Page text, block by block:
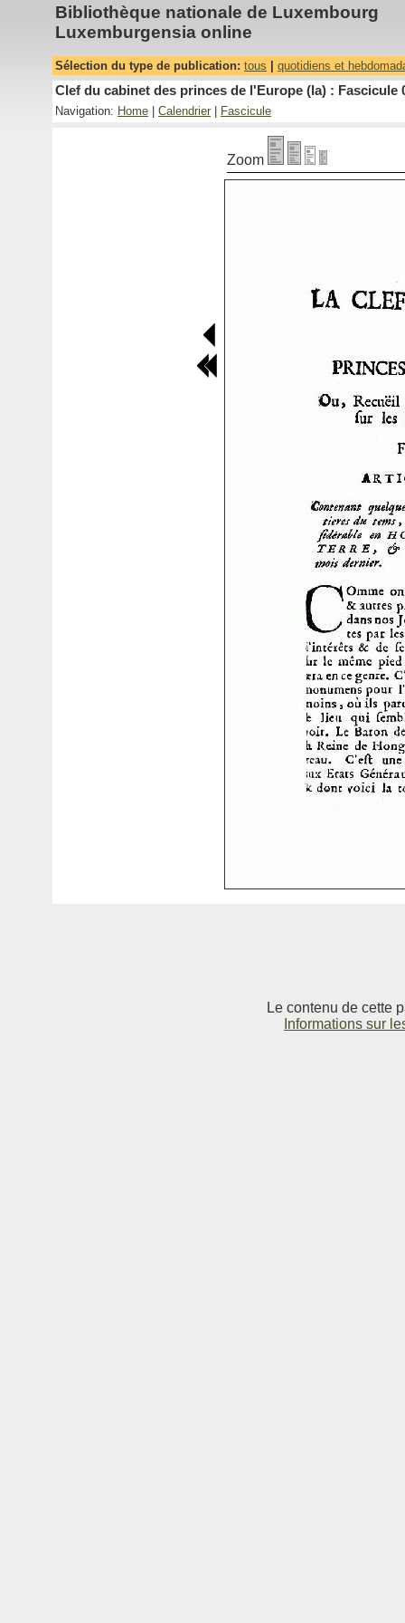
Bibliothèque nationale de Luxembourg
Luxemburgensia online
Sélection du type de publication: tous quotidiens et
Clef du cabinet des princes de l'Europe (la) : Fascicule
Navigation: Home Calendrier Fascicule
Zoom
Le contenu de cette
Informations sur